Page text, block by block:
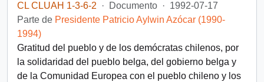
CL CLUAH 1-3-6-2
· Documento · 1992-07-17
Parte de Presidente Patricio Aylwin Azócar (1990-
1994)
Gratitud del pueblo y de los demócratas chilenos, por
la solidaridad del pueblo belga, del gobierno belga y
de la Comunidad Europea con el pueblo chileno y los